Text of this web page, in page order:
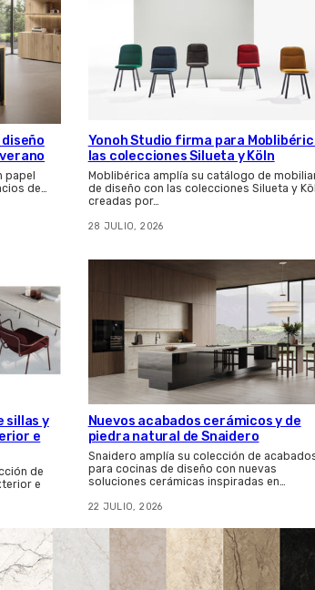
papel
de…
Yonoh Studio firma para
las colecciones Silueta y Köln
Moblibérica amplía su catálogo de
de diseño con las colecciones Silueta y
creadas por…
28 JULIO, 2026
sillas y
e
de
e
Nuevos acabados cerámicos y de
piedra natural de Snaidero
Snaidero amplía su colección de
para cocinas de diseño con nuevas
soluciones cerámicas inspiradas en…
22 JULIO, 2026